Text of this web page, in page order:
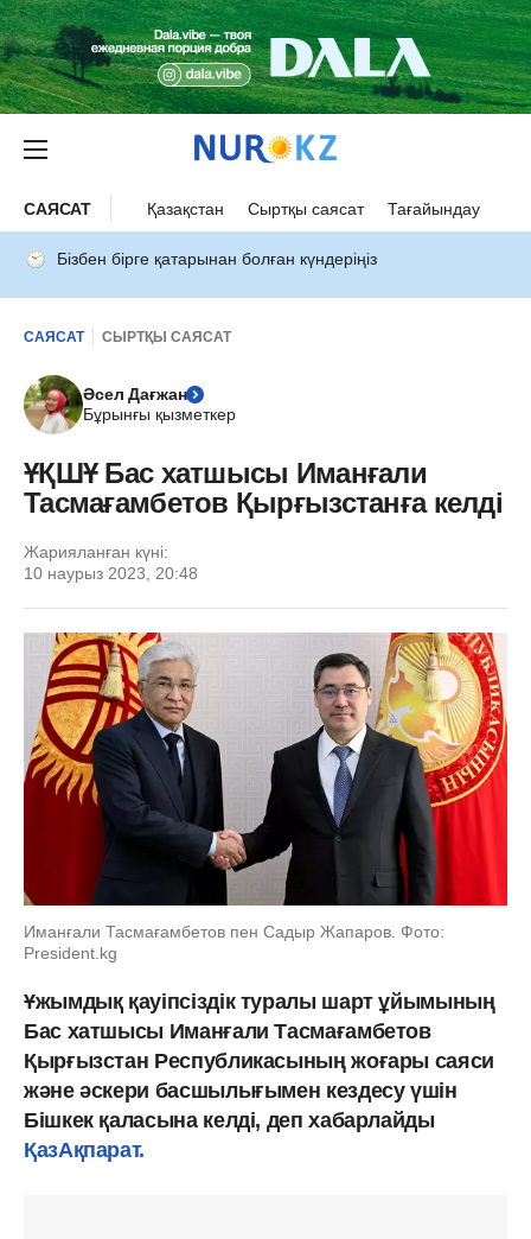
САЯСАТ Қазақстан Сыртқы саясат Тағайындау
Бізбен бірге қатарынан болған күндеріңіз
САЯСАТ СЫРТҚЫ САЯСАТ
Әсел Дағжан
Бұрынғы қызметкер
ҰҚШҰ Бас хатшысы Иманғали
Тасмағамбетов Қырғызстанға келді
Жарияланған күні:
10 наурыз 2023, 20:48
Иманғали Тасмағамбетов пен Садыр Жапаров. Фото:
Рresident.kg
Ұжымдық қауіпсіздік туралы шарт ұйымының
Бас хатшысы Иманғали Тасмағамбетов
Қырғызстан Республикасының жоғары саяси
және әскери басшылығымен кездесу үшін
Бішкек қаласына келді, деп хабарлайды
ҚазАқпарат.